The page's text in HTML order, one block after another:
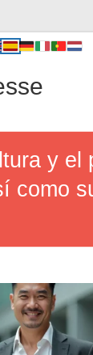
y el
como